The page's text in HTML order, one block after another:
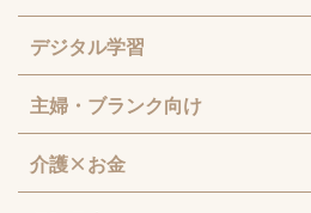
デジタル学習
主婦・ブランク向け
介護×お金